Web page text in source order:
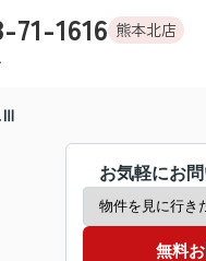
71-1616 熊本北店
Ⅲ
お気軽にお
無料